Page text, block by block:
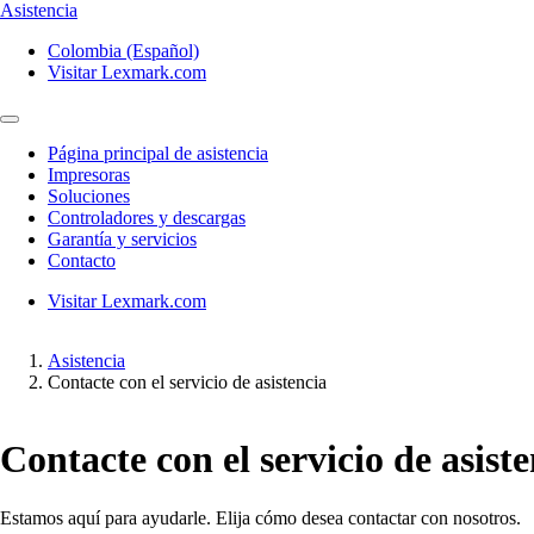
Asistencia
Colombia (Español)
Visitar Lexmark.com
Página principal de asistencia
Impresoras
Soluciones
Controladores y descargas
Garantía y servicios
Contacto
Visitar Lexmark.com
Asistencia
Contacte con el servicio de asistencia
Contacte con el servicio de
Estamos aquí para ayudarle. Elija cómo desea contactar con nosotros.